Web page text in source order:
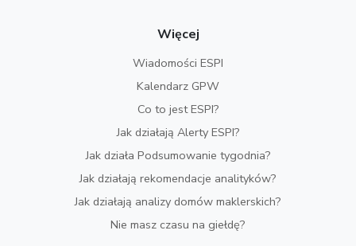
Więcej
Wiadomości ESPI
Kalendarz GPW
Co to jest ESPI?
Jak działają Alerty ESPI?
Jak działa Podsumowanie tygodnia?
Jak działają rekomendacje analityków?
Jak działają analizy domów maklerskich?
Nie masz czasu na giełdę?